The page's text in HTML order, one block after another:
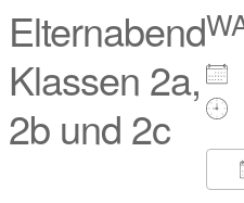
Elternabend
Klassen 2a,
2b und 2c